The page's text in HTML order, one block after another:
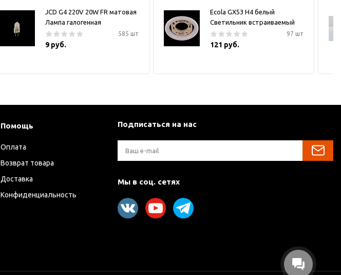
JCD G4 220V 20W FR матовая
Лампа галогенная
585 шт
9 руб.
Ecola GX53 H4 белый
Светильник встраиваемый
97 шт
121 руб.
Помощь
Оплата
Возврат товара
Доставка
Конфиденциальность
Подписаться на нас
Мы в соц. сетях